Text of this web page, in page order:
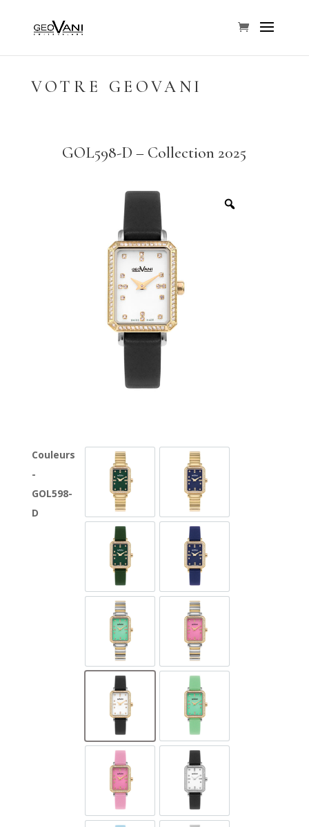
VOTRE GEOVANI
GOL598-D – Collection 2025
Couleurs
-
GOL598-
D
GOL598-GG-D-12GOL598-GG-D-9
GOL598-GL-D-12GOL598-GL-D-9
GOL598-SG-D-12AGOL598-SG-D-6
GOL598-SGL-D-1GOL598-SGL-D-12A
GOL598-SGL-D-6GOL598-SL-D-1